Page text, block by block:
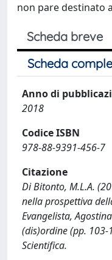
non pare destinato
Scheda breve
Scheda
Anno di
2018
Codice ISBN
978-88-9391-456-7
Citazione
Di Bitonto, M.L.A.
nella prospettiva
Evangelista,
(dis)ordine (pp. 103-
Scientifica.